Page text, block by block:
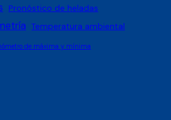
Pronóstico de heladas
Temperatura ambiental
de máxima y mínima